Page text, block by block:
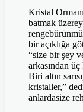
Kristal
batmak
bir açıklığa
“size bir şey
arkasından
Biri altın
kristaller,”
anlardasize